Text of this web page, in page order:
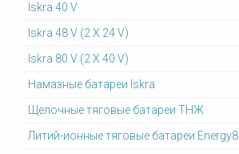
Iskra 40 V
Iskra 48 V (2 X 24 V)
Iskra 80 V (2 X 40 V)
Намазные батареи Iskra
Щелочные тяговые батареи ТНЖ
Литий-ионные тяговые батареи Energy8